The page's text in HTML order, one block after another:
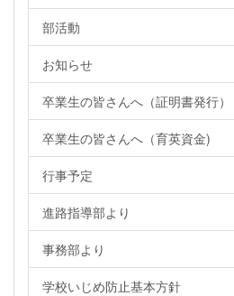
部活動
お知らせ
卒業生の皆さんへ（証明書発行）
卒業生の皆さんへ（育英資金)
行事予定
進路指導部より
事務部より
学校いじめ防止基本方針